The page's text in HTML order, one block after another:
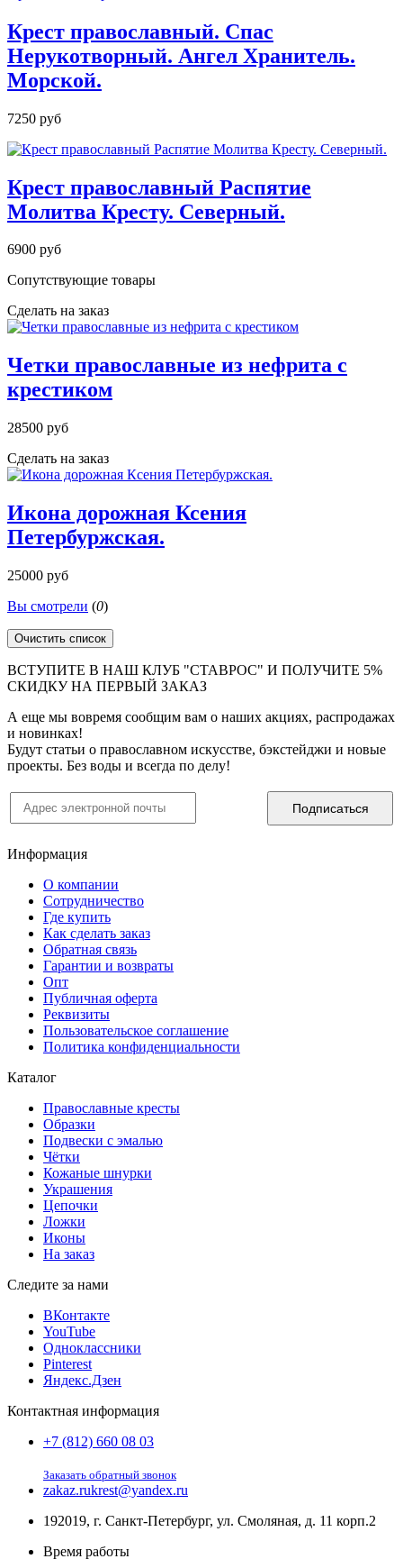
Крест православный. Спас
Нерукотворный. Ангел Хранитель.
Морской.
7250 руб
Крест православный Распятие
Молитва Кресту. Северный.
6900 руб
Сопутствующие товары
Сделать на заказ
Четки православные из нефрита с
крестиком
28500 руб
Сделать на заказ
Икона дорожная Ксения
Петербуржская.
25000 руб
Вы смотрели (0)
Очистить список
ВСТУПИТЕ В НАШ КЛУБ "СТАВРОС" И ПОЛУЧИТЕ 5%
СКИДКУ НА ПЕРВЫЙ ЗАКАЗ
А еще мы вовремя сообщим вам о наших акциях, распродажах
и новинках!
Будут статьи о православном искусстве, бэкстейджи и новые
проекты. Без воды и всегда по делу!
Информация
О компании
Сотрудничество
Где купить
Как сделать заказ
Обратная связь
Гарантии и возвраты
Опт
Публичная оферта
Реквизиты
Пользовательское соглашение
Политика конфиденциальности
Каталог
Православные кресты
Образки
Подвески с эмалью
Чётки
Кожаные шнурки
Украшения
Цепочки
Ложки
Иконы
На заказ
Следите за нами
ВКонтакте
YouTube
Одноклассники
Pinterest
Яндекс.Дзен
Контактная информация
+7 (812) 660 08 03
Заказать обратный звонок
zakaz.rukrest@yandex.ru
192019, г. Санкт-Петербург, ул. Смоляная, д. 11 корп.2
Время работы